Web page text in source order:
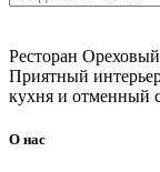
Ресторан
Приятный
кухня и отменный
О нас